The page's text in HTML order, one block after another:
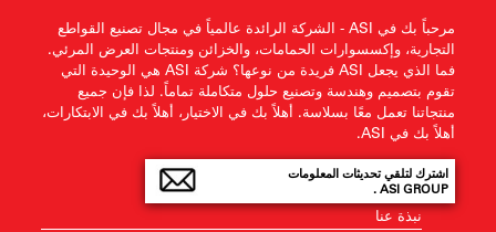
مرحباً بك في ASI - الشركة الرائدة عالمياً في مجال تصنيع القواطع
التجارية، وإكسسوارات الحمامات، والخزائن ومنتجات العرض المرئي.
فما الذي يجعل ASI فريدة من نوعها؟ شركة ASI هي الوحيدة التي
تقوم بتصميم وهندسة وتصنيع حلول متكاملة تماماً. لذا فإن جميع
منتجاتنا تعمل معًا بسلاسة. أهلاً بك في الاختيار، أهلاً بك في الابتكارات،
أهلاً بك في ASI.
اشترك لتلقي تحديثات المعلومات
ASI GROUP .
نبذة عنا